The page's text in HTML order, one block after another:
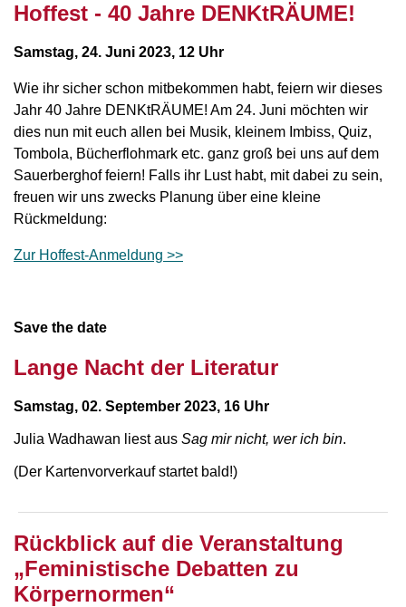
Hoffest - 40 Jahre DENKtRÄUME!
Samstag, 24. Juni 2023, 12 Uhr
Wie ihr sicher schon mitbekommen habt, feiern wir dieses
Jahr 40 Jahre DENKtRÄUME! Am 24. Juni möchten wir
dies nun mit euch allen bei Musik, kleinem Imbiss, Quiz,
Tombola, Bücherflohmark etc. ganz groß bei uns auf dem
Sauerberghof feiern! Falls ihr Lust habt, mit dabei zu sein,
freuen wir uns zwecks Planung über eine kleine
Rückmeldung:
Zur Hoffest-Anmeldung >>
Save the date
Lange Nacht der Literatur
Samstag, 02. September 2023, 16 Uhr
Julia Wadhawan liest aus Sag mir nicht, wer ich bin.
(Der Kartenvorverkauf startet bald!)
Rückblick auf die Veranstaltung
„Feministische Debatten zu
Körpernormen“